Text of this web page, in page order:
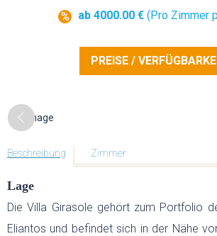
MOTORRAD
2026
SELBSTFAHRER
MOTORRADTOUREN
GOLFPLÄTZE
ab 4000.00 € (Pro Zimmer
PREISE /
Beschreibung Zimmer
Lage
Die Villa Girasole gehört zum Portfolio
Eliantos und befindet sich in der Nähe